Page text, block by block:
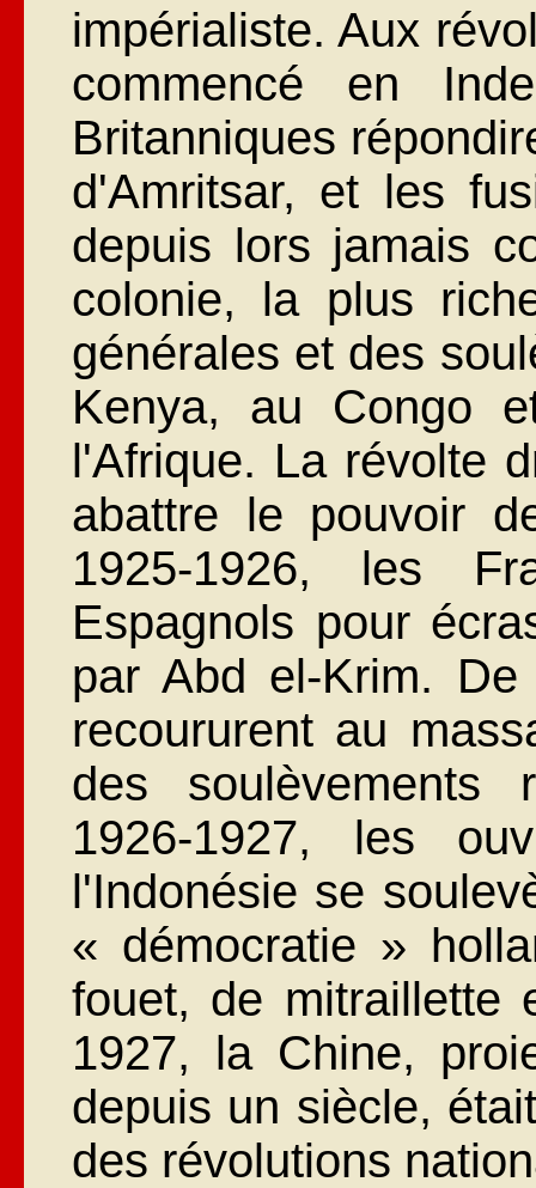
impérialiste. Aux
commencé en
Britanniques
d'Amritsar, et les
depuis lors jamais
colonie, la plus
générales et des
Kenya, au Congo
l'Afrique. La révolte
abattre le pouvoir
1925-1926, les
Espagnols pour
par Abd el-Krim.
recoururent au
des soulèvements
1926-1927, les
l'Indonésie se
« démocratie »
fouet, de mitraillette
1927, la Chine,
depuis un siècle,
des révolutions